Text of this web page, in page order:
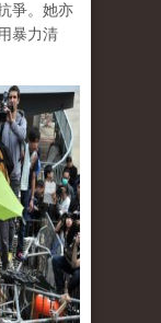
爭。她亦
暴力清